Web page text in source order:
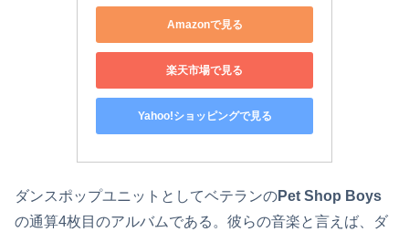
Amazonで見る
楽天市場で見る
Yahoo!ショッピングで見る
ダンスポップユニットとしてベテランのPet Shop Boys
の通算4枚目のアルバムである。彼らの音楽と言えば、ダ